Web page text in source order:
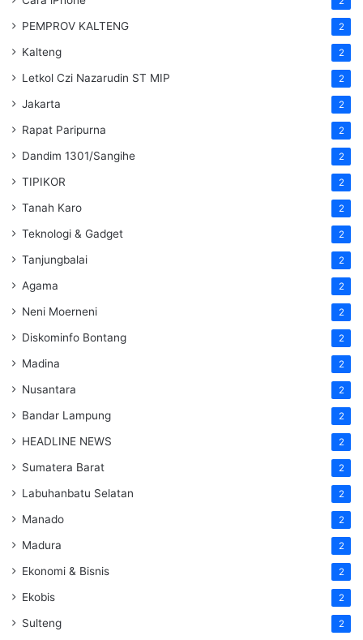
PEMPROV KALTENG 2
Kalteng 2
Letkol Czi Nazarudin ST MIP 2
Jakarta 2
Rapat Paripurna 2
Dandim 1301/Sangihe 2
TIPIKOR 2
Tanah Karo 2
Teknologi & Gadget 2
Tanjungbalai 2
Agama 2
Neni Moerneni 2
Diskominfo Bontang 2
Madina 2
Nusantara 2
Bandar Lampung 2
HEADLINE NEWS 2
Sumatera Barat 2
Labuhanbatu Selatan 2
Manado 2
Madura 2
Ekonomi & Bisnis 2
Ekobis 2
Sulteng 2